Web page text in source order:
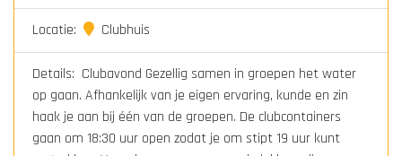
Locatie: Clubhuis
Details: Clubavond Gezellig samen in groepen het water
op gaan. Afhankelijk van je eigen ervaring, kunde en zin
haak je aan bij één van de groepen. De clubcontainers
gaan om 18:30 uur open zodat je om stipt 19 uur kunt